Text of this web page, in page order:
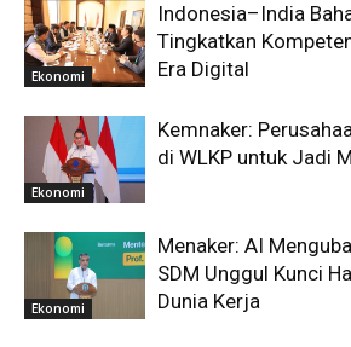
Ekonomi
Indonesia–India
Tingkatkan
Era Digital
Ekonomi
Kemnaker:
di WLKP untuk Jadi
Ekonomi
Menaker: AI
SDM Unggul Kunci
Dunia Kerja